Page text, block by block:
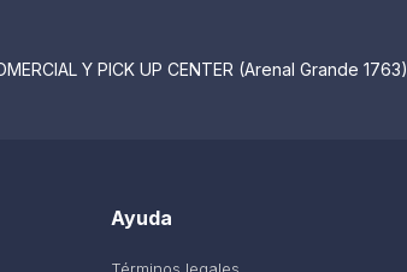
Y PICK UP CENTER (Arenal Grande 1763)
Ayuda
Términos legales